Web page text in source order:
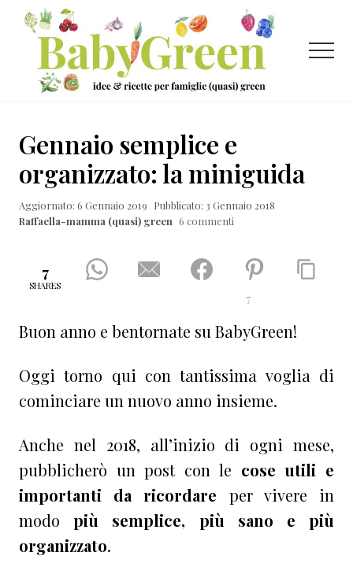
Menu
Passa
contenuto
principale
Passa
laterale
primaria
Passa
ricette
per
famiglie
Menu
Gennaio semplice e
organizzato: la miniguida
Aggiornato: 6 Gennaio 2019 Pubblicato: 3 Gennaio 2018
Raffaella-mamma (quasi) green 6 commenti
7
SHARES
7
Buon anno e bentornate su BabyGreen!
Oggi torno qui con tantissima voglia di
cominciare un nuovo anno insieme.
Anche nel 2018, all’inizio di ogni mese,
pubblicherò un post con le cose utili e
importanti da ricordare per vivere in
modopiù semplice, più sano e più
organizzato.